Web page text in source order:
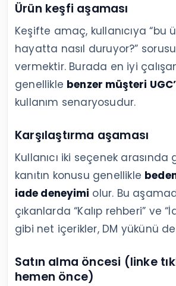
Ürün keşfi aşaması
Keşifte amaç, kullanıcıya “bu
hayatta nasıl duruyor?”
vermektir. Burada en iyi
genellikle benzer müşteri
kullanım senaryosudur.
Karşılaştırma aşaması
Kullanıcı iki seçenek
kanıtın konusu genellikle
iade deneyimi olur. Bu
çıkanlarda “Kalıp rehberi” ve
gibi net içerikler, DM yükünü
Satın alma öncesi (linke
hemen önce)